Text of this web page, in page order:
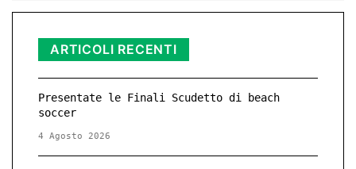
ARTICOLI RECENTI
Presentate le Finali Scudetto di beach
soccer
4 Agosto 2026